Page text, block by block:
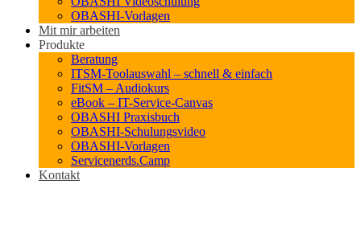
OBASHI-Vorlagen
Mit mir arbeiten
Produkte
Beratung
ITSM-Toolauswahl – schnell & einfach
FitSM – Audiokurs
eBook – IT-Service-Canvas
OBASHI Praxisbuch
OBASHI-Schulungsvideo
OBASHI-Vorlagen
Servicenerds.Camp
Kontakt